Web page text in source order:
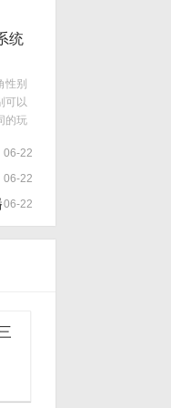
统
性别
可以
的玩
婚的
06-22
06-22
06-22